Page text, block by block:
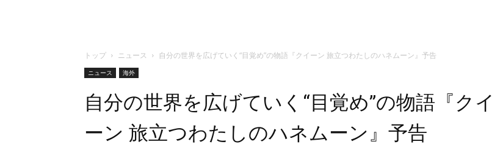
トップ ニュース 自分の世界を広げていく“目覚め”の物語『クイーン 旅立つわたしのハネムーン』予告
ニュース 海外
自分の世界を広げていく“目覚め”の物語『クイ
ーン 旅立つわたしのハネムーン』予告